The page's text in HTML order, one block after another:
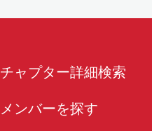
チャプター詳細検索
メンバーを探す